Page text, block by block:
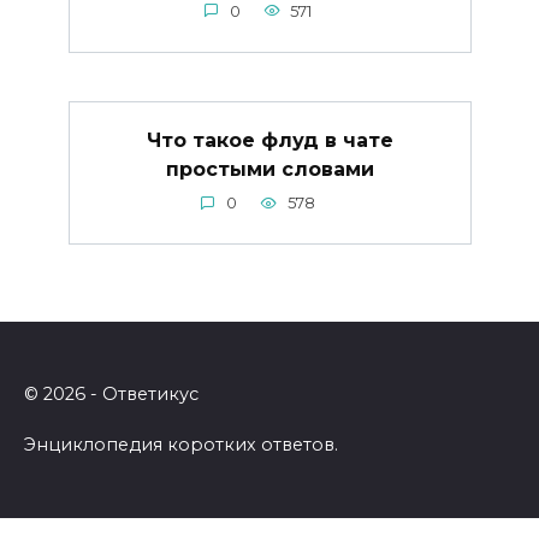
0 571
Что такое флуд в чате
простыми словами
0 578
© 2026 - Ответикус
Энциклопедия коротких ответов.